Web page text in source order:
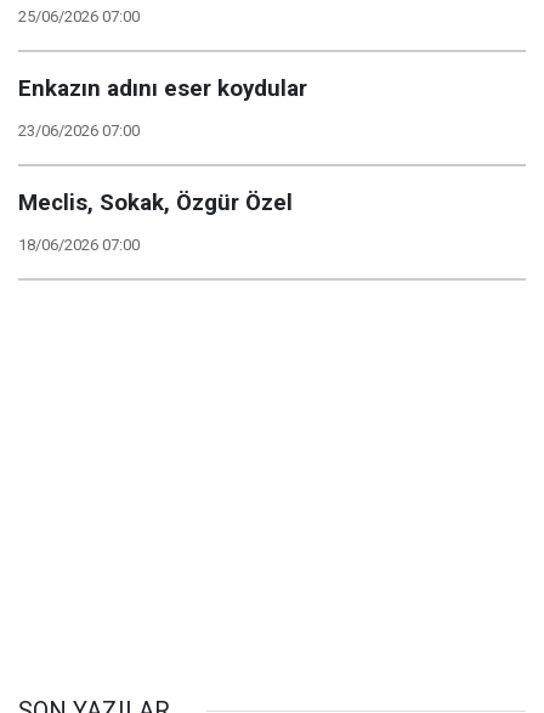
25/06/2026 07:00
Enkazın adını eser koydular
23/06/2026 07:00
Meclis, Sokak, Özgür Özel
18/06/2026 07:00